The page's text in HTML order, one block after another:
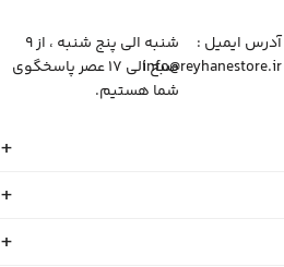
آدرس ایمیل :‌
info@reyhanestore.ir
شنبه الی پنج شنبه ، از ۹
صبح الی ۱۷ عصر پاسخگوی
شما هستیم.